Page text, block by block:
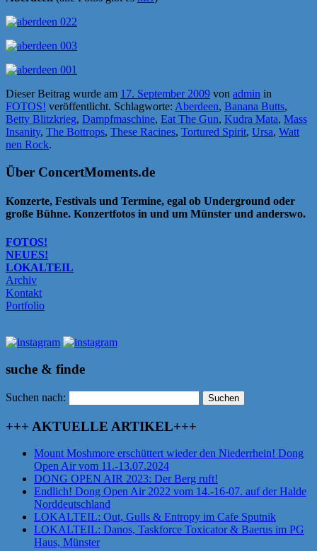
Dieser Beitrag wurde am 17. September 2009 von admin in
FOTOS! veröffentlicht. Schlagworte: Aberdeen, Banana Butts,
Betty Blitzkrieg, Dampfmaschine, Eat The Gun, Kudra Mata, Mass
Insanity, The Bottrops, These Racines, Tortured Spirit, Ursa, Watt
nen Rock.
Über ConcertMoments.de
Konzerte, Festivals und Termine, egal ob Underground oder
große Bühne. Konzertfotos in und um Münster und anderswo.
FOTOS!
NEUES!
LOKALTEIL
Archiv
Kontakt
Portfolio
suche & finde
Suchen nach:
+++ AKTUELLE ARTIKEL+++
Mount Moshmore erschüttert wieder den Niederrhein! Dong
Open Air vom 11.-13.07.2024
DONG OPEN AIR 2023: Der Berg ruft!
Endlich! Dong Open Air 2022 vom 14.-16-07. auf der Halde
Norddeutschland
LOKALTEIL: Out, Gulls & Entropy im Cafe Sputnik
LOKALTEIL: Danos, Taskforce Toxicator & Baerus im PG
Haus, Münster